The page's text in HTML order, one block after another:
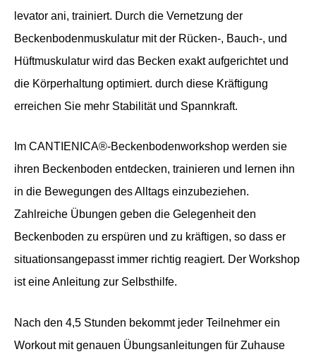
levator ani, trainiert. Durch die Vernetzung der
Beckenbodenmuskulatur mit der Rücken-, Bauch-, und
Hüftmuskulatur wird das Becken exakt aufgerichtet und
die Körperhaltung optimiert. durch diese Kräftigung
erreichen Sie mehr Stabilität und Spannkraft.
Im CANTIENICA®-Beckenbodenworkshop werden sie
ihren Beckenboden entdecken, trainieren und lernen ihn
in die Bewegungen des Alltags einzubeziehen.
Zahlreiche Übungen geben die Gelegenheit den
Beckenboden zu erspüren und zu kräftigen, so dass er
situationsangepasst immer richtig reagiert. Der Workshop
ist eine Anleitung zur Selbsthilfe.
Nach den 4,5 Stunden bekommt jeder Teilnehmer ein
Workout mit genauen Übungsanleitungen für Zuhause